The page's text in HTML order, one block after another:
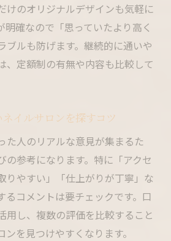
けのオリジナルデザインも気軽に
明確なので「思っていたより高く
ブルも防げます。継続的に通いや
、定額制の有無や内容も比較して
イルサロンを探すコツ
た人のリアルな意見が集まるた
の参考になります。特に「アクセ
りやすい」「仕上がりが丁寧」な
るコメントは要チェックです。口
用し、複数の評価を比較すること
を見つけやすくなります。